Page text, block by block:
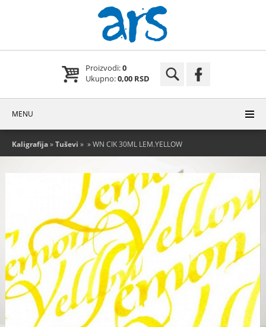
Proizvodi:0
Ukupno:0,00 RSD
MENU
Kaligrafija»Tuševi » » WN CIK 30ML LEM.YELLOW